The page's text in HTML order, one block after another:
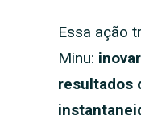
Essa ação
Minu:
resultados